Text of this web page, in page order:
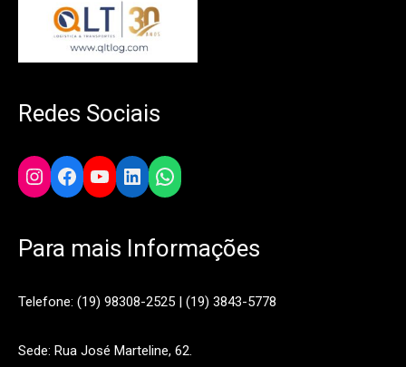
Redes Sociais
Instagram
Facebook
YouTube
LinkedIn
WhatsApp
Para mais Informações
Telefone: (19) 98308-2525 | (19) 3843-5778
Sede: Rua José Marteline, 62.